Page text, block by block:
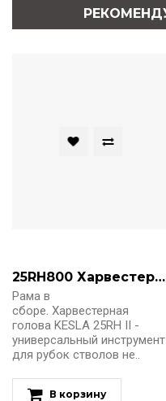
25RH800 Харвестерная голова KESLA 25RH II
Рама в
сборе. Харвестерная
голова KESLA 25RH II -
универсальный инструмент
для рубок стволов не..
В корзину